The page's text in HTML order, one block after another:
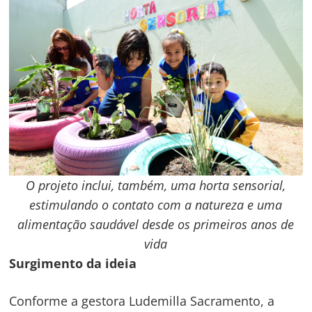
O projeto inclui, também, uma horta sensorial,
estimulando o contato com a natureza e uma
alimentação saudável desde os primeiros anos de
vida
Surgimento da ideia
Conforme a gestora Ludemilla Sacramento, a